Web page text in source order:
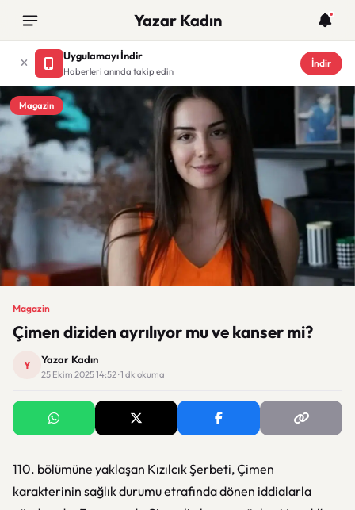
Yazar Kadın
Uygulamayı İndir
Haberleri anında takip edin
İndir
Magazin
Magazin
Çimen diziden ayrılıyor mu ve kanser mi?
Y Yazar Kadın
25 Ekim 2025 14:52 · 1 dk okuma
110. bölümüne yaklaşan Kızılcık Şerbeti, Çimen
karakterinin sağlık durumu etrafında dönen iddialarla